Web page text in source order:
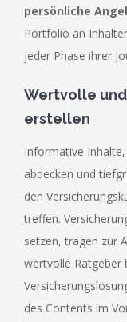
persönliche
Portfolio an
jeder Phase ihrer
Wertvolle
erstellen
Informative
abdecken und
den
treffen.
setzen, tragen zur
wertvolle Ratgeber
des Contents im